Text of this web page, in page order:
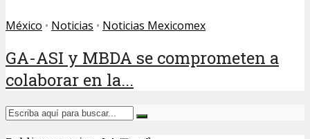
México • Noticias • Noticias Mexicomex
GA-ASI y MBDA se comprometen a
colaborar en la...